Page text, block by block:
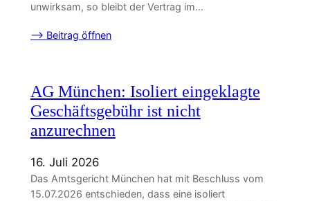
unwirksam, so bleibt der Vertrag im…
–> Beitrag öffnen
AG München: Isoliert eingeklagte
Geschäftsgebühr ist nicht
anzurechnen
16. Juli 2026
Das Amtsgericht München hat mit Beschluss vom
15.07.2026 entschieden, dass eine isoliert